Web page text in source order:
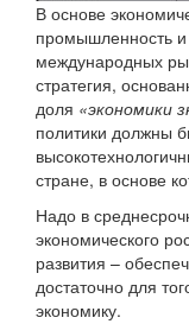
В основе
промышленность и
международных
стратегия,
доля «экономики
политики должны
стране, в основе
Надо в
экономического
развития –
достаточно для
экономику.